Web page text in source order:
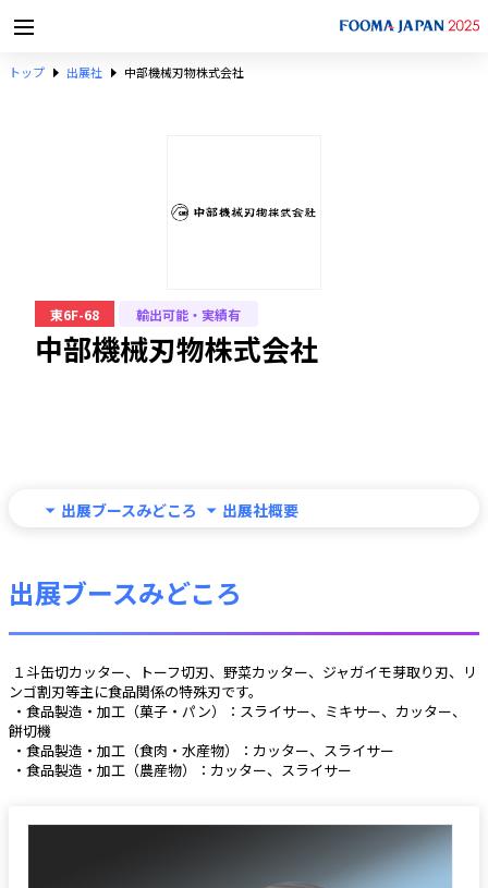
トップ 出展社 中部機械刃物株式会社
東6F-68 輸出可能・実績有
中部機械刃物株式会社
出展ブースみどころ 出展社概要
出展ブースみどころ
ンゴ割刃等主に食品関係の特殊刃です。
餅切機
・食品製造・加工（食肉・水産物）：カッター、スライサー
・食品製造・加工（農産物）：カッター、スライサー